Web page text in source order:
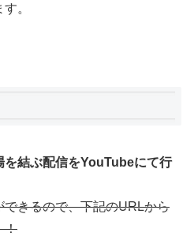
。
を結ぶ配信をYouTubeにて行
きるので、下記のURLから
！